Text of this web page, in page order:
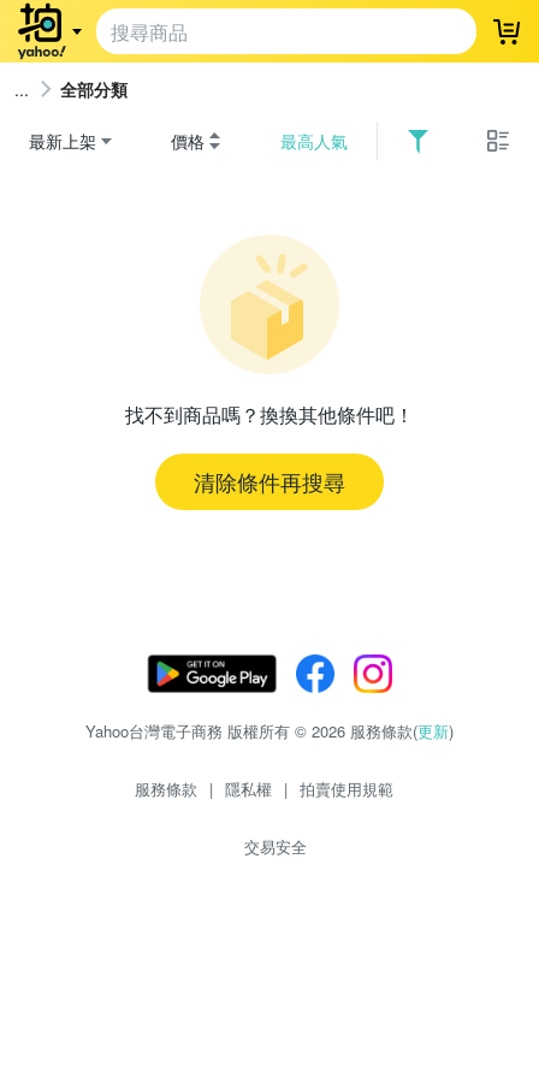
登
全部分類
最新上架 價格 最高人氣
找不到商品嗎？換換其他條件吧！
清除條件再搜尋
Yahoo台灣電子商務 版權所有 © 2026 服務條款(更新)
服務條款 | 隱私權 | 拍賣使用規範
交易安全